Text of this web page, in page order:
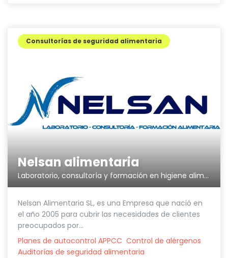
Nelsan alimentaria
Laboratorio, consultoría y formación en higiene alimentaria
Consultorías de seguridad alimentaria
Nelsan Alimentaria SL, es una Empresa que nació en
el año 2005 para cubrir las necesidades de clientes
preocupados por...
Planes de autocontrol APPCC Control de alérgenos
Auditorías de seguridad alimentaria